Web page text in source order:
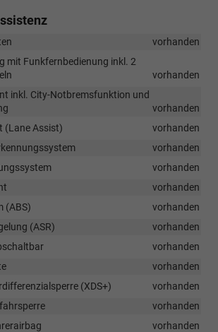
vorhanden
mit Funkfernbedienung inkl. 2
vorhanden
inkl. City-Notbremsfunktion und
vorhanden
(Lane Assist)
vorhanden
vorhanden
vorhanden
vorhanden
(ABS)
vorhanden
(ASR)
vorhanden
vorhanden
vorhanden
(XDS+)
vorhanden
vorhanden
vorhanden